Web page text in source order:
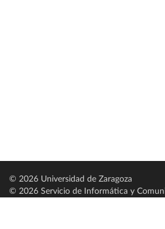
© 2026 Universidad de Zaragoza
© 2026 Servicio de Informática y